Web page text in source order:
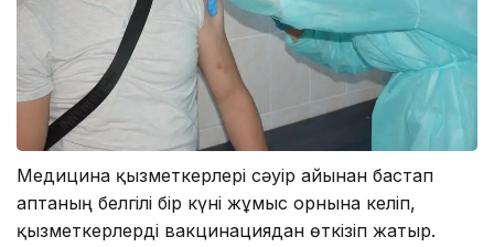
Медицина қызметкерлері сәуір айынан бастап
аптаның белгілі бір күні жұмыс орнына келіп,
қызметкерлерді вакцинациядан өткізіп жатыр.